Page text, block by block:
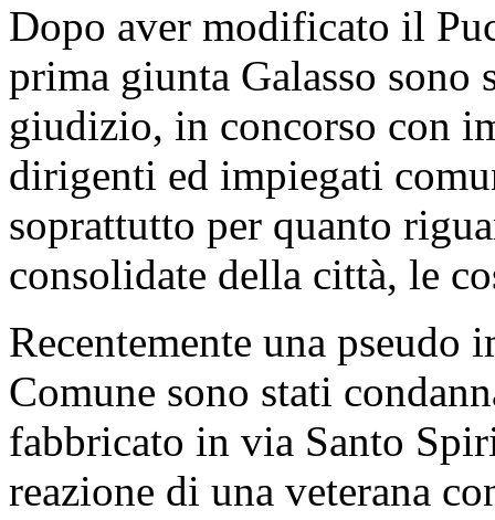
Dopo aver modificato il
prima giunta Galasso
giudizio, in concorso con
dirigenti ed impiegati
soprattutto per quanto
consolidate della città, le
Recentemente una
Comune sono stati
fabbricato in via Santo
reazione di una veterana